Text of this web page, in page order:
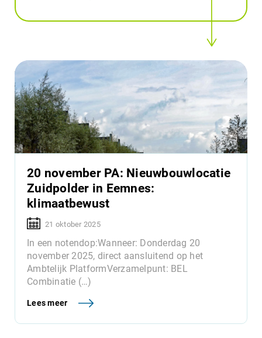
20 november PA: Nieuwbouwlocatie
Zuidpolder in Eemnes:
klimaatbewust
21 oktober 2025
In een notendop:Wanneer: Donderdag 20
november 2025, direct aansluitend op het
Ambtelijk PlatformVerzamelpunt: BEL
Combinatie (…)
Lees meer